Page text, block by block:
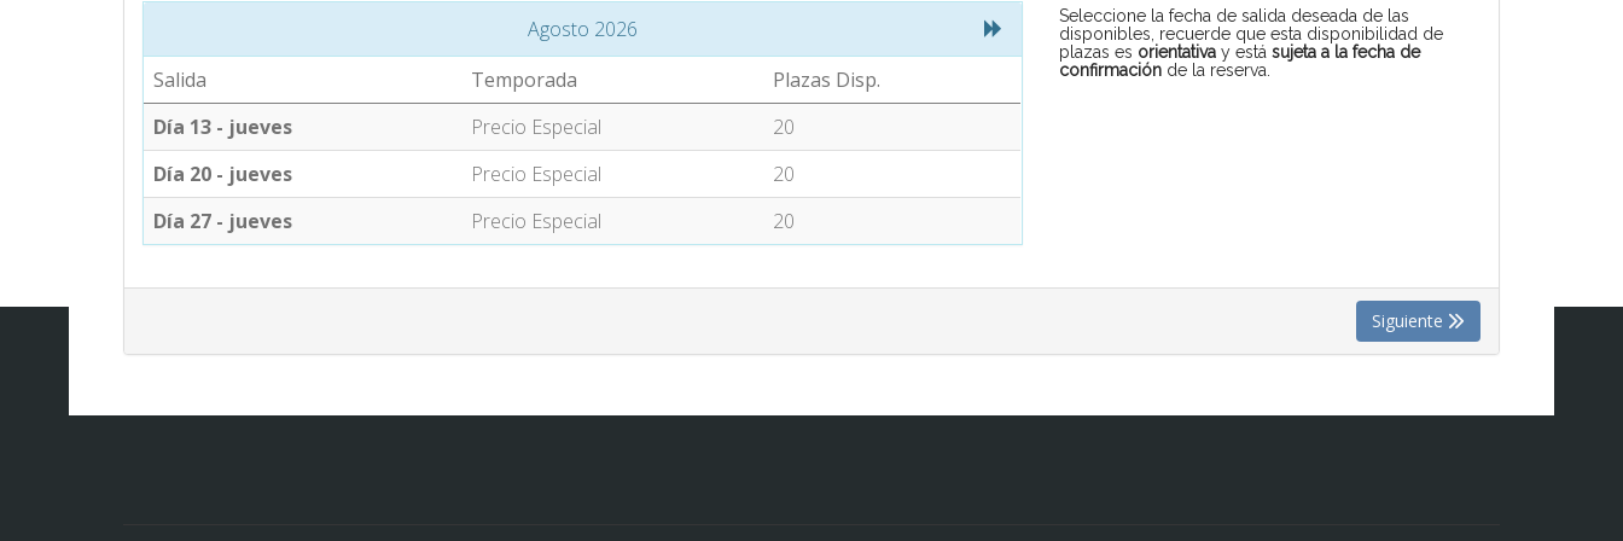
Agosto 2026
Salida
Temporada
Plazas Disp.
Día 13 - jueves
Precio Especial
20
Día 20 - jueves
Precio Especial
20
Día 27 - jueves
Precio Especial 20
Seleccione la fecha de salida deseada de las
disponibles, recuerde que esta disponibilidad de
plazas es orientativay está sujeta a la fecha de
confirmaciónde la reserva.
Siguiente